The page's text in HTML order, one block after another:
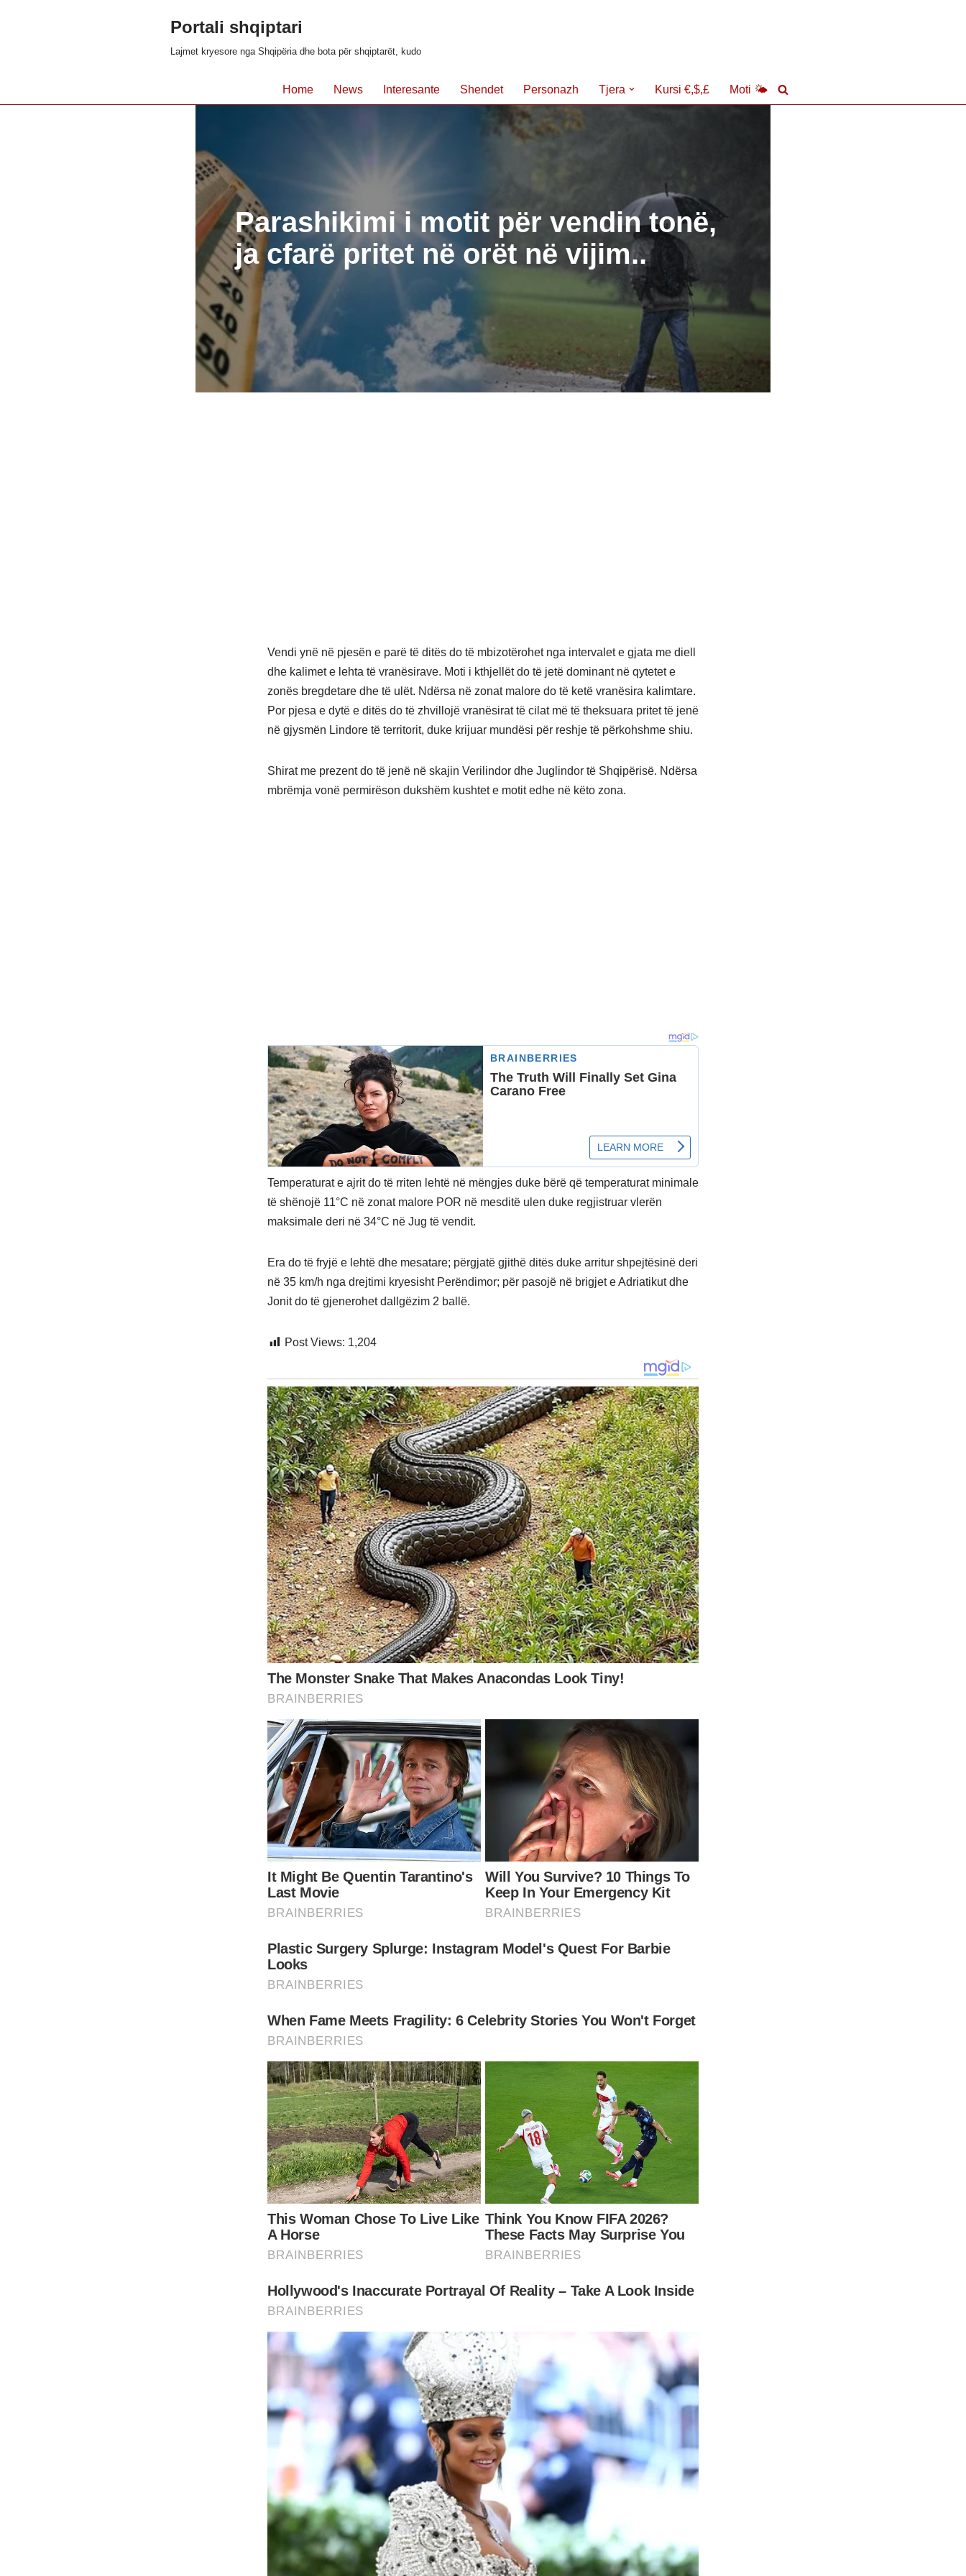
Portali shqiptari
Lajmet kryesore nga Shqipëria dhe bota për shqiptarët, kudo
Home News Interesante Shendet Personazh Tjera Kursi €,$,£ Moti 🌤
Parashikimi i motit për vendin tonë,
ja cfarë pritet në orët në vijim..
Vendi ynë në pjesën e parë të ditës do të mbizotërohet nga intervalet e gjata me diell
dhe kalimet e lehta të vranësirave. Moti i kthjellët do të jetë dominant në qytetet e
zonës bregdetare dhe të ulët. Ndërsa në zonat malore do të ketë vranësira kalimtare.
Por pjesa e dytë e ditës do të zhvillojë vranësirat të cilat më të theksuara pritet të jenë
në gjysmën Lindore të territorit, duke krijuar mundësi për reshje të përkohshme shiu.
Shirat me prezent do të jenë në skajin Verilindor dhe Juglindor të Shqipërisë. Ndërsa
mbrëmja vonë permirëson dukshëm kushtet e motit edhe në këto zona.
Temperaturat e ajrit do të rriten lehtë në mëngjes duke bërë që temperaturat minimale
të shënojë 11°C në zonat malore POR në mesditë ulen duke regjistruar vlerën
maksimale deri në 34°C në Jug të vendit.
Era do të fryjë e lehtë dhe mesatare; përgjatë gjithë ditës duke arritur shpejtësinë deri
në 35 km/h nga drejtimi kryesisht Perëndimor; për pasojë në brigjet e Adriatikut dhe
Jonit do të gjenerohet dallgëzim 2 ballë.
Post Views: 1,204